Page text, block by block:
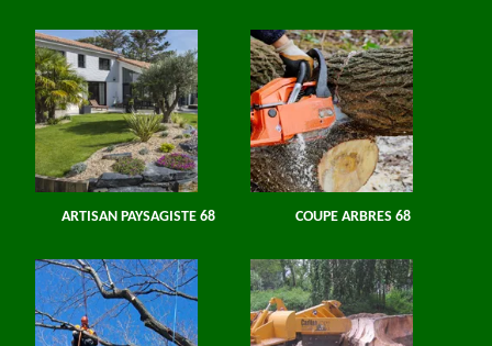
ARTISAN PAYSAGISTE 68 COUPE ARBRES 68